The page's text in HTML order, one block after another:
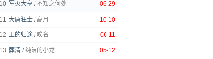
06-29
10 军火大亨 /不知之何处
10-10
11 大唐狂士 / 高月
06-11
12 王的归途 / 唉名
05-12
13 葬清 /纯洁的小龙